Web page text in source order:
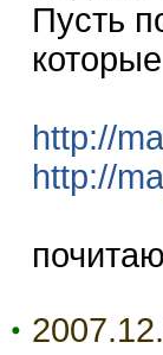
Пусть
http://
http://